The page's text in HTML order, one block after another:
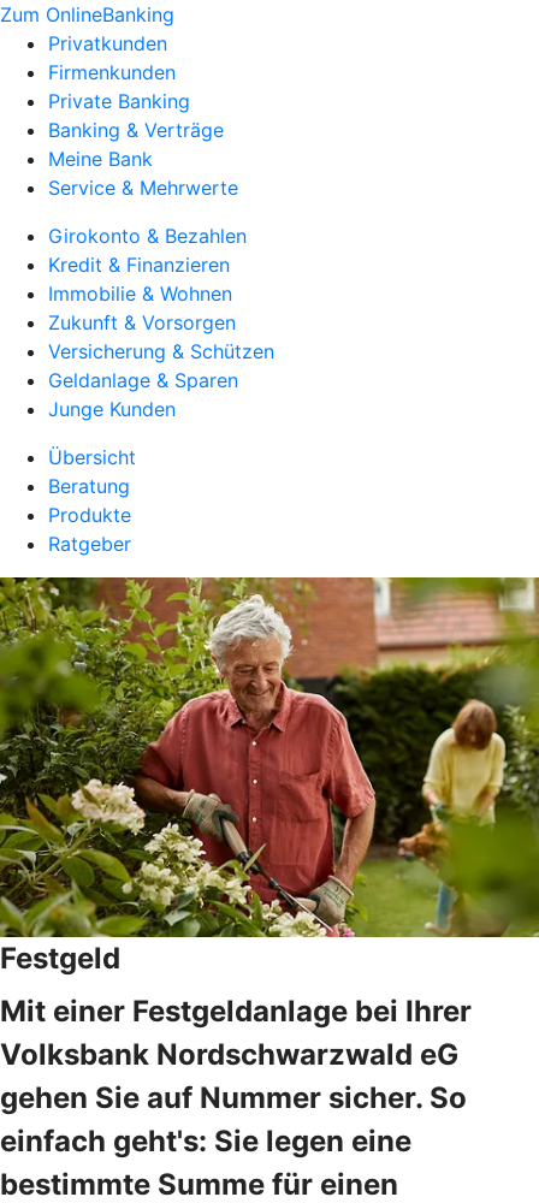
Zum OnlineBanking
Privatkunden
Firmenkunden
Private Banking
Banking & Verträge
Meine Bank
Service & Mehrwerte
Girokonto & Bezahlen
Kredit & Finanzieren
Immobilie & Wohnen
Zukunft & Vorsorgen
Versicherung & Schützen
Geldanlage & Sparen
Junge Kunden
Übersicht
Beratung
Produkte
Ratgeber
Festgeld
Mit einer Festgeldanlage bei Ihrer
Volksbank Nordschwarzwald eG
gehen Sie auf Nummer sicher. So
einfach geht's: Sie legen eine
bestimmte Summe für einen